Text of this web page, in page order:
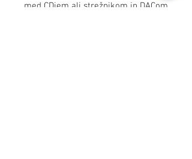
med CDjem ali strežnikom in DACom